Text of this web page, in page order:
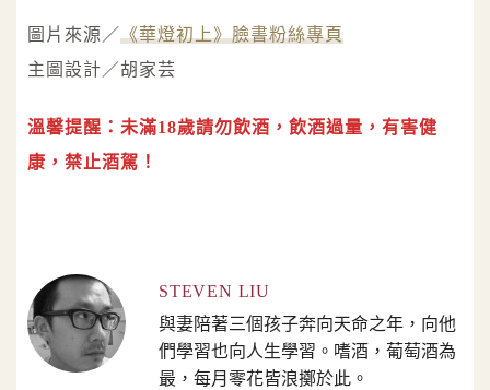
圖片來源／《華燈初上》臉書粉絲專頁
主圖設計／胡家芸
溫馨提醒：未滿18歲請勿飲酒，飲酒過量，有害健
康，禁止酒駕！
STEVEN LIU
與妻陪著三個孩子奔向天命之年，向他
們學習也向人生學習。嗜酒，葡萄酒為
最，每月零花皆浪擲於此。